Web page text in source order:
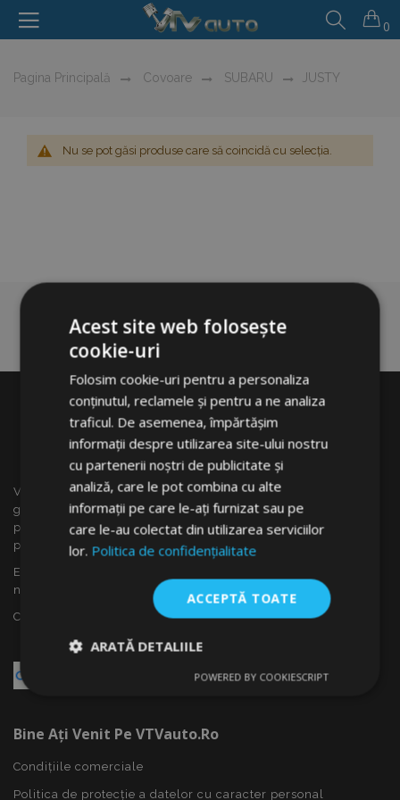
0
Pagina Principală Covoare SUBARU JUSTY
Nu se pot găsi produse care să coincidă cu selecția.
VTVauto este un vânzător cu amănuntul și distrubuitor en
gros al accesoriilor auto din Slovacia, cum ar fi: capace
pentru roti, deflectoare pentru geamuri(paravînturi), huse
pentru autoturisme, covorașe, huse și rame cromate ...
Ești interesat de dropshipping sau vrei să devii partenerul
nostru?
Contactează-ne azi!
Bine Ați Venit Pe VTVauto.ro
Condițiile comerciale
Politica de protecție a datelor cu caracter personal
Acest site web folosește
cookie-uri
Folosim cookie-uri pentru a personaliza
conținutul, reclamele și pentru a ne analiza
traficul. De asemenea, împărtășim
informații despre utilizarea site-ului nostru
cu partenerii noștri de publicitate și
analiză, care le pot combina cu alte
informații pe care le-ați furnizat sau pe
care le-au colectat din utilizarea serviciilor
lor. Politica de confidențialitate
ACCEPTĂ TOATE
ARATĂ DETALIILE
De
De
De funcţionalitate
POWERED BY COOKIESCRIPT